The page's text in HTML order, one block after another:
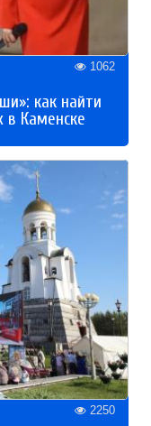
1062
как найти
в Каменске
2250